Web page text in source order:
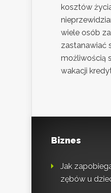
kosztów
wiele osób
zastanawiać
możliwością
wakacji
Biznes
Jak
zębów u